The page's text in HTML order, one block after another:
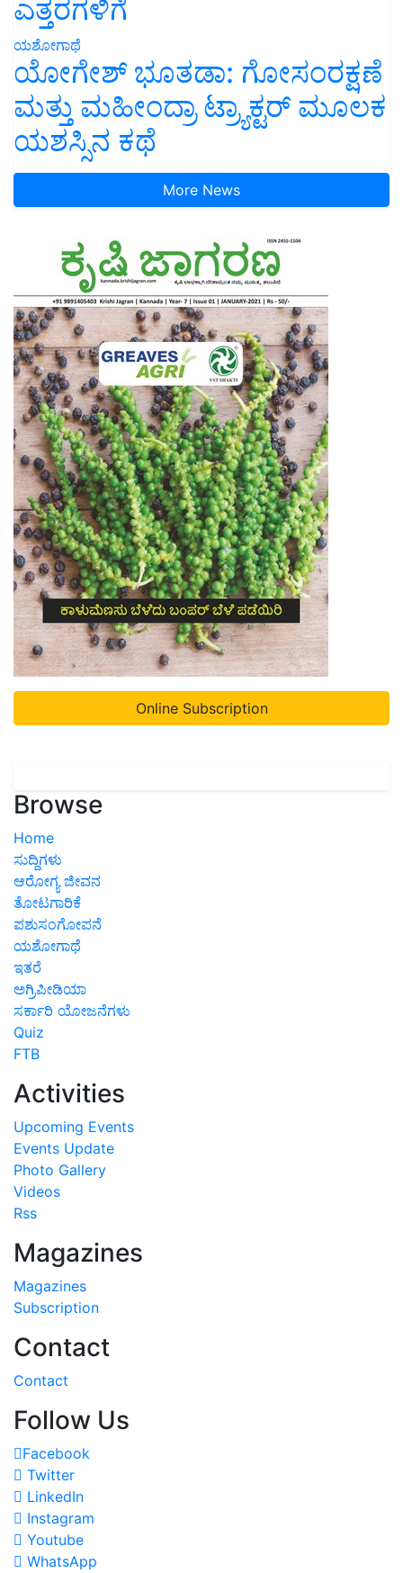
ಎತ್ತರಗಳಿಗೆ
ಯಶೋಗಾಥೆ
ಯೋಗೇಶ್ ಭೂತಡಾ: ಗೋಸಂರಕ್ಷಣೆ
ಮತ್ತು ಮಹೀಂದ್ರಾ ಟ್ರ್ಯಾಕ್ಟರ್ ಮೂಲಕ
ಯಶಸ್ಸಿನ ಕಥೆ
More News
Online Subscription
Browse
Home
ಸುದ್ದಿಗಳು
ಆರೋಗ್ಯ ಜೀವನ
ತೋಟಗಾರಿಕೆ
ಪಶುಸಂಗೋಪನೆ
ಯಶೋಗಾಥೆ
ಇತರೆ
ಅಗ್ರಿಪೀಡಿಯಾ
ಸರ್ಕಾರಿ ಯೋಜನೆಗಳು
Quiz
FTB
Activities
Upcoming Events
Events Update
Photo Gallery
Videos
Rss
Magazines
Magazines
Subscription
Contact
Contact
Follow Us
Facebook
Twitter
LinkedIn
Instagram
Youtube
WhatsApp